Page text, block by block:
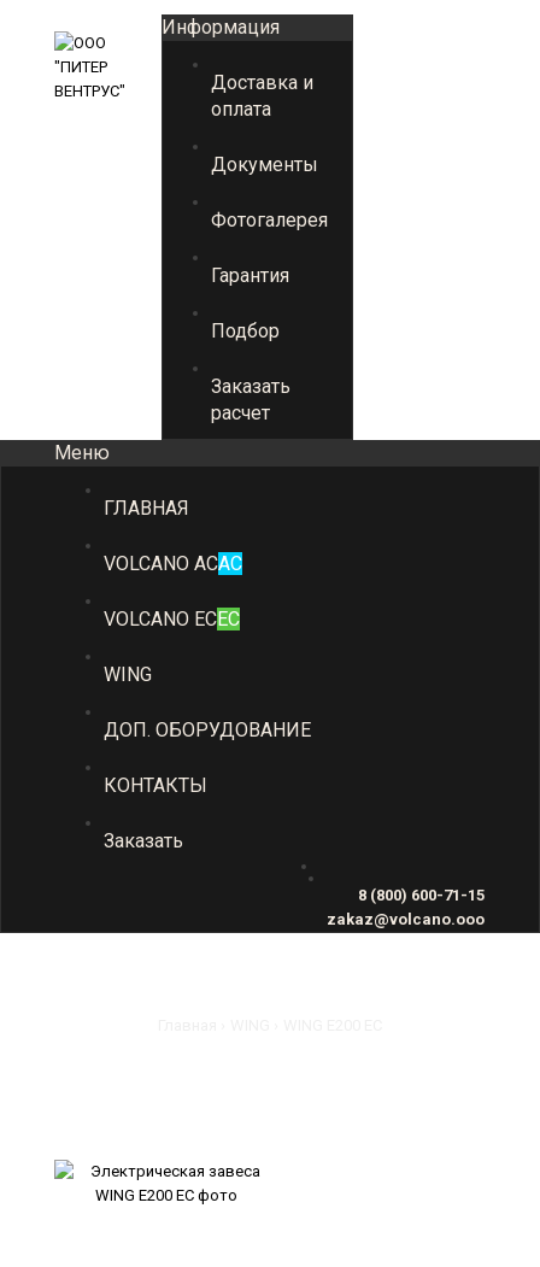
Информация
Доставка и
оплата
Документы
Фотогалерея
Гарантия
Подбор
Заказать
расчет
Меню
ГЛАВНАЯ
VOLCANO ACAC
VOLCANO ECEC
WING
ДОП. ОБОРУДОВАНИЕ
КОНТАКТЫ
Заказать
8 (800) 600-71-15
zakaz@volcano.ooo